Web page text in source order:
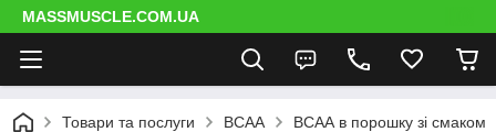
MASSMUSCLE.COM.UA
Товари та послуги BCAA ВСАА в порошку зі смаком